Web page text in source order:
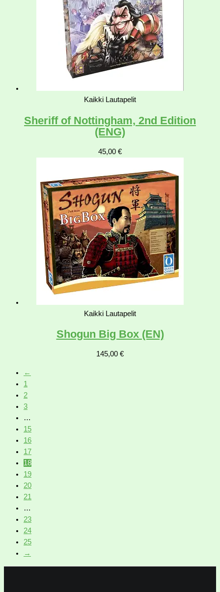
Kaikki Lautapelit
Sheriff of Nottingham, 2nd Edition
(ENG)
45,00 €
Kaikki Lautapelit
Shogun Big Box (EN)
145,00 €
←
1
2
3
…
15
16
17
18
19
20
21
…
23
24
25
→